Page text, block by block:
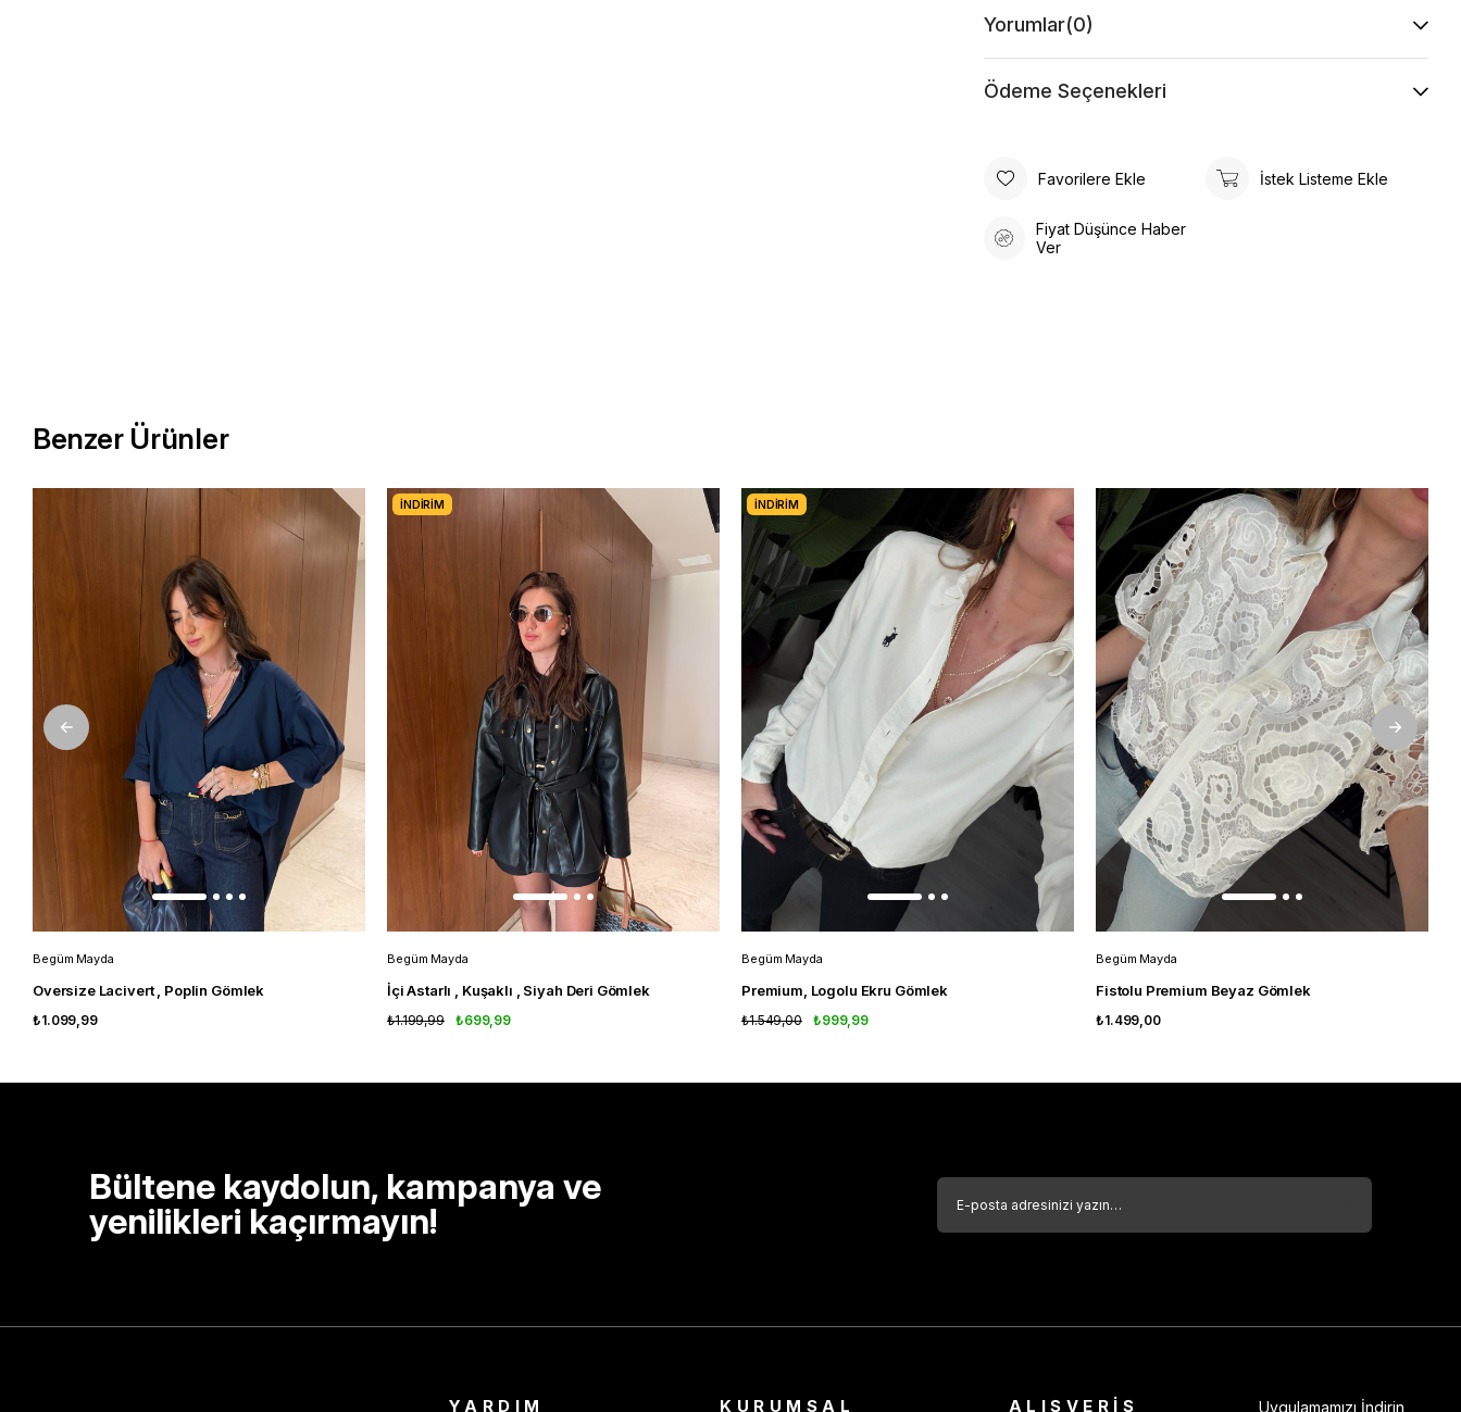
Boy
Desen Düz
Yorumlar(0)
Ödeme Seçenekleri
Favorilere Ekle İstek Listeme Ekle
Fiyat Düşünce Haber
Ver
Benzer Ürünler
Begüm Mayda
Oversize Lacivert , Poplin Gömlek
₺1.099,99
Begüm Mayda
İçi Astarlı , Kuşaklı , Siyah Deri Gömlek
₺699,99
₺1.199,99
İNDIRIM
Begüm Mayda
Premium, Logolu Ekru Gömlek
₺999,99
₺1.549,00
İNDIRIM
Begüm Mayda
Fistolu Premium Beyaz Gömlek
₺1.499,00
Bültene kaydolun, kampanya ve
yenilikleri kaçırmayın!
YARDIM KURUMSAL ALIŞVERİŞ Uygulamamızı İndirin